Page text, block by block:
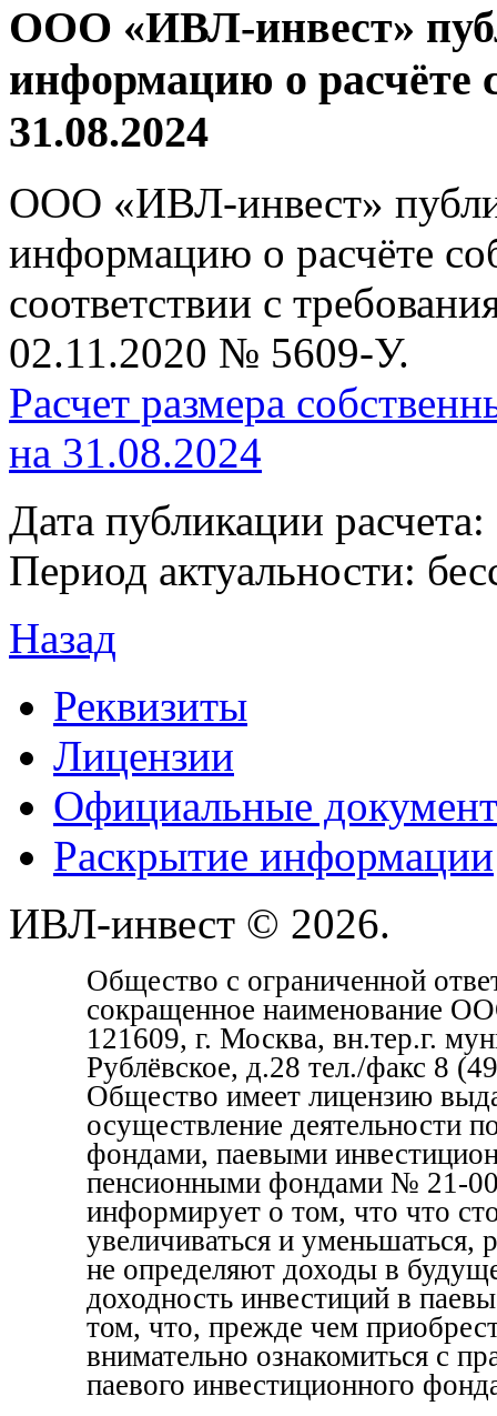
ООО «ИВЛ-инвест»
информацию о расчёте
31.08.2024
ООО «ИВЛ-инвест»
информацию о расчёте
соответствии с
02.11.2020 № 5609-У.
Расчет размера
на 31.08.2024
Дата публикации
Период актуальности:
Назад
Реквизиты
Лицензии
Официальные
Раскрытие информации
ИВЛ-инвест © 2026.
Общество с ограниченной
сокращенное наименование
121609, г. Москва, вн.тер.г.
Рублёвское, д.28 тел./факс 8
Общество имеет лицензию
осуществление деятельности
фондами, паевыми
пенсионными фондами № 21-
информирует о том, что что
увеличиваться и уменьшаться,
не определяют доходы в
доходность инвестиций в
том, что, прежде чем
внимательно ознакомиться с
паевого инвестиционного